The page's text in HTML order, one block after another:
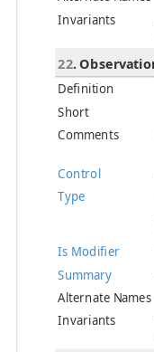
Invariants
22.
Definition
Short
Comments
Control
Type
Is Modifier
Summary
Alternate Names
Invariants